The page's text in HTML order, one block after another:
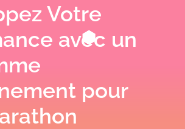
Votre
avec un
pour